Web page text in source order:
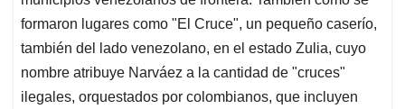
formaron lugares como "El Cruce", un pequeño caserío,
también del lado venezolano, en el estado Zulia, cuyo
nombre atribuye Narváez a la cantidad de "cruces"
ilegales, orquestados por colombianos, que incluyen